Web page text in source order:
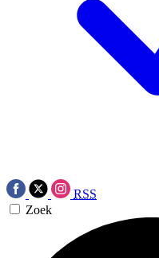
RSS
Zoek